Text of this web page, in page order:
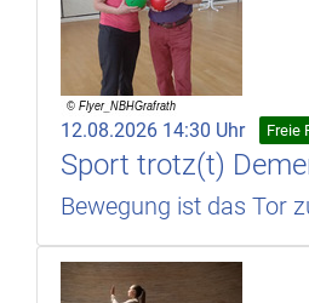
12.08.2026 14:30 Uhr Freie
Sport trotz(t)
Bewegung ist das Tor